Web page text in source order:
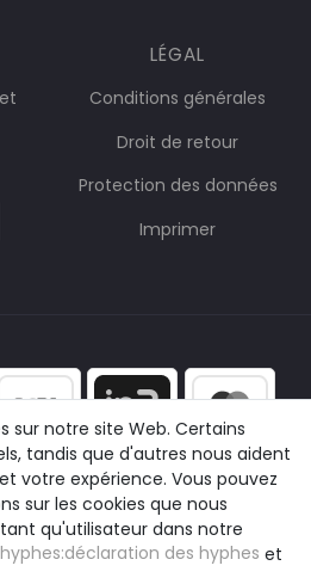
LÉGAL
Conditions générales
Droit de retour
Protection des données
Imprimer
sur notre site Web. Certains
tandis que d'autres nous aident
votre expérience. Vous pouvez
sur les cookies que nous
qu'utilisateur dans notre
des hyphes et